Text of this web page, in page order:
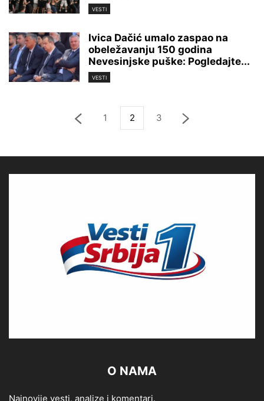
VESTI
Ivica Dačić umalo zaspao na
obeležavanju 150 godina
Nevesinjske puške: Pogledajte...
VESTI
1 2 3
O NAMA
Najnovije vesti, analize i komentari.